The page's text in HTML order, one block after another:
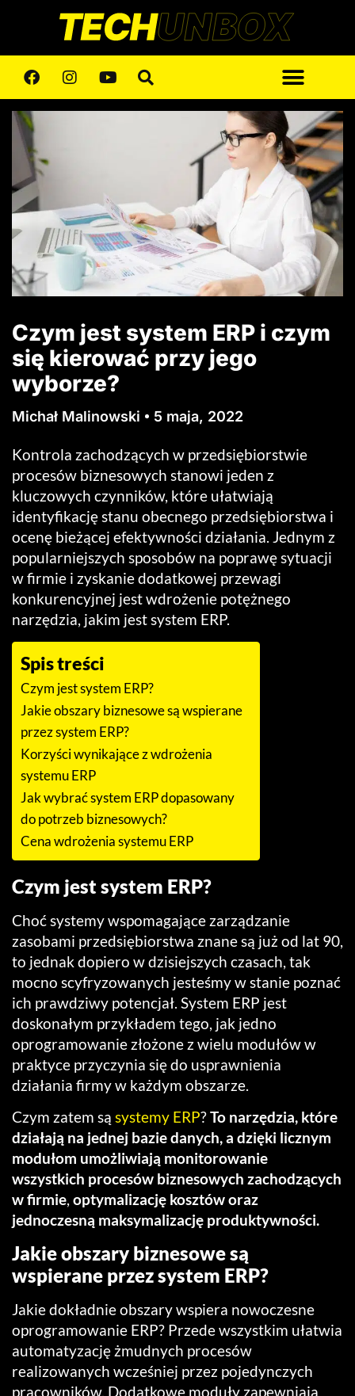
Czym jest system ERP i czym
się kierować przy jego
wyborze?
Michał Malinowski 5 maja, 2022
Kontrola zachodzących w przedsiębiorstwie
procesów biznesowych stanowi jeden z
kluczowych czynników, które ułatwiają
identyfikację stanu obecnego przedsiębiorstwa i
ocenę bieżącej efektywności działania. Jednym z
popularniejszych sposobów na poprawę sytuacji
w firmie i zyskanie dodatkowej przewagi
konkurencyjnej jest wdrożenie potężnego
narzędzia, jakim jest system ERP.
Spis treści
Czym jest system ERP?
Jakie obszary biznesowe są wspierane
przez system ERP?
Korzyści wynikające z wdrożenia
systemu ERP
Jak wybrać system ERP dopasowany
do potrzeb biznesowych?
Cena wdrożenia systemu ERP
Czym jest system ERP?
Choć systemy wspomagające zarządzanie
zasobami przedsiębiorstwa znane są już od lat 90,
to jednak dopiero w dzisiejszych czasach, tak
mocno scyfryzowanych jesteśmy w stanie poznać
ich prawdziwy potencjał. System ERP jest
doskonałym przykładem tego, jak jedno
oprogramowanie złożone z wielu modułów w
praktyce przyczynia się do usprawnienia
działania firmy w każdym obszarze.
Czym zatem są systemy ERP?To narzędzia, które
działają na jednej bazie danych, a dzięki licznym
modułom umożliwiają monitorowanie
wszystkich procesów biznesowych zachodzących
w firmie, optymalizację kosztów oraz
jednoczesną maksymalizację produktywności.
Jakie obszary biznesowe są
wspierane przez system ERP?
Jakie dokładnie obszary wspiera nowoczesne
oprogramowanie ERP? Przede wszystkim ułatwia
automatyzację żmudnych procesów
realizowanych wcześniej przez pojedynczych
pracowników. Dodatkowe moduły zapewniają